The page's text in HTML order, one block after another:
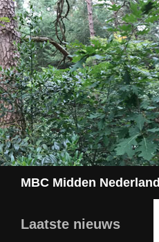
MBC Midden Nederland
Laatste nieuws